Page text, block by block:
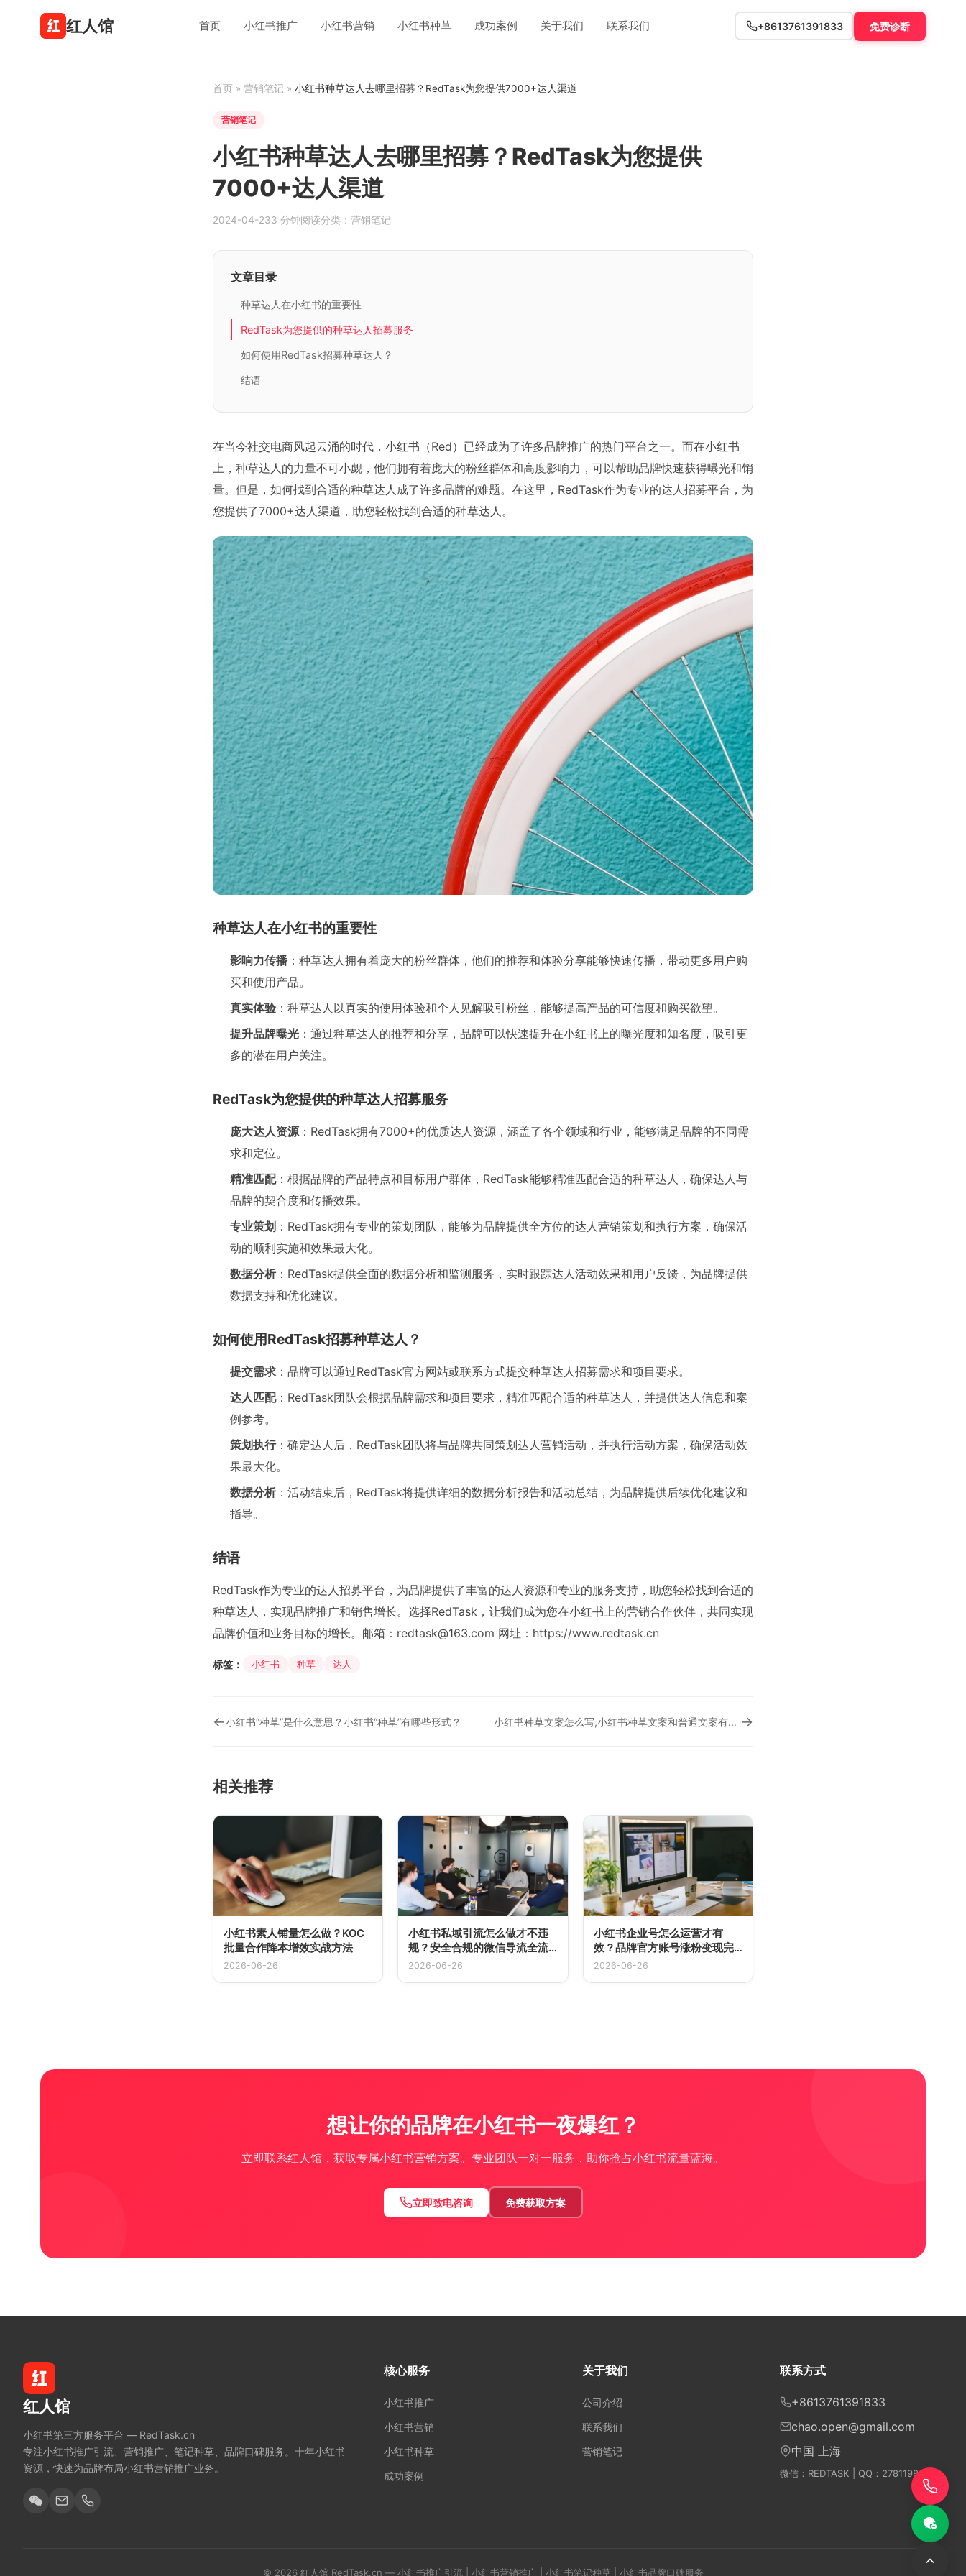
红人馆 首页 小红书推广 小红书营销 小红书种草 成功案例 关于我们 联系我们 +8613761391833 免费诊断
首页 » 营销笔记 » 小红书种草达人去哪里招募？RedTask为您提供7000+达人渠道
营销笔记
小红书种草达人去哪里招募？RedTask为您提供
7000+达人渠道
2024-04-233 分钟阅读分类：营销笔记
文章目录
种草达人在小红书的重要性
RedTask为您提供的种草达人招募服务
如何使用RedTask招募种草达人？
结语
在当今社交电商风起云涌的时代，小红书（Red）已经成为了许多品牌推广的热门平台之一。而在小红书
上，种草达人的力量不可小觑，他们拥有着庞大的粉丝群体和高度影响力，可以帮助品牌快速获得曝光和销
量。但是，如何找到合适的种草达人成了许多品牌的难题。在这里，RedTask作为专业的达人招募平台，为
您提供了7000+达人渠道，助您轻松找到合适的种草达人。
种草达人在小红书的重要性
影响力传播 ：种草达人拥有着庞大的粉丝群体，他们的推荐和体验分享能够快速传播，带动更多用户购
买和使用产品。
真实体验 ：种草达人以真实的使用体验和个人见解吸引粉丝，能够提高产品的可信度和购买欲望。
提升品牌曝光 ：通过种草达人的推荐和分享，品牌可以快速提升在小红书上的曝光度和知名度，吸引更
多的潜在用户关注。
RedTask为您提供的种草达人招募服务
庞大达人资源：RedTask拥有7000+的优质达人资源，涵盖了各个领域和行业，能够满足品牌的不同需
求和定位。
精准匹配：根据品牌的产品特点和目标用户群体，RedTask能够精准匹配合适的种草达人，确保达人与
品牌的契合度和传播效果。
专业策划 ：RedTask拥有专业的策划团队，能够为品牌提供全方位的达人营销策划和执行方案，确保活
动的顺利实施和效果最大化。
数据分析：RedTask提供全面的数据分析和监测服务，实时跟踪达人活动效果和用户反馈，为品牌提供
数据支持和优化建议。
如何使用RedTask招募种草达人？
提交需求 ：品牌可以通过RedTask官方网站或联系方式提交种草达人招募需求和项目要求。
达人匹配：RedTask团队会根据品牌需求和项目要求，精准匹配合适的种草达人，并提供达人信息和案
例参考。
策划执行：确定达人后，RedTask团队将与品牌共同策划达人营销活动，并执行活动方案，确保活动效
果最大化。
数据分析：活动结束后，RedTask将提供详细的数据分析报告和活动总结，为品牌提供后续优化建议和
指导。
结语
RedTask作为专业的达人招募平台，为品牌提供了丰富的达人资源和专业的服务支持，助您轻松找到合适的
种草达人，实现品牌推广和销售增长。选择RedTask，让我们成为您在小红书上的营销合作伙伴，共同实现
品牌价值和业务目标的增长。邮箱： redtask@163.com 网址：https://www.redtask.cn
标签： 小红书 种草 达人
←小红书“种草”是什么意思？小红书“种草”有哪些形式？ 小红书种草文案怎么写,小红书种草文案和普通文案有什么区别 →
相关推荐
小红书素人铺量怎么做？KOC
批量合作降本增效实战方法
2026-06-26
小红书私域引流怎么做才不违
规？安全合规的微信导流全流
程
2026-06-26
小红书企业号怎么运营才有
效？品牌官方账号涨粉变现完
整攻略
2026-06-26
想让你的品牌在小红书一夜爆红？
立即联系红人馆，获取专属小红书营销方案。专业团队一对一服务，助你抢占小红书流量蓝海。
立即致电咨询 免费获取方案
红人馆
小红书第三方服务平台 — RedTask.cn
专注小红书推广引流、营销推广、笔记种草、品牌口碑服务。十年小红书
资源，快速为品牌布局小红书营销推广业务。
核心服务
小红书推广
小红书营销
小红书种草
成功案例
关于我们
公司介绍
联系我们
营销笔记
联系方式
+8613761391833
chao.open@gmail.com
中国 上海
微信：REDTASK | QQ：2781198
© 2026 红人馆 RedTask.cn — 小红书推广引流 | 小红书营销推广 | 小红书笔记种草 | 小红书品牌口碑服务